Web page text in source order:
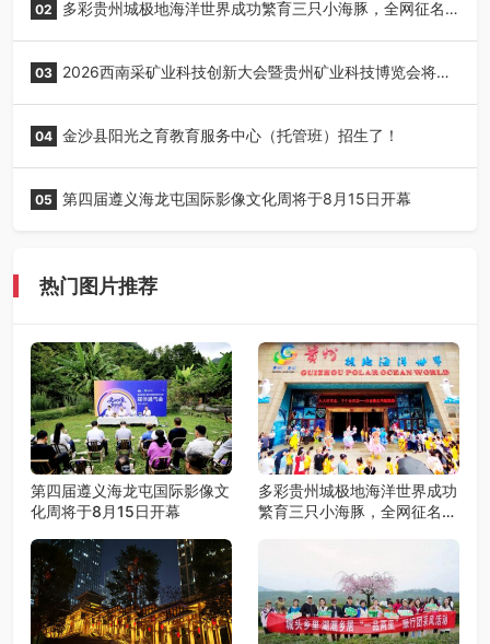
02 多彩贵州城极地海洋世界成功繁育三只小海豚，全网征名
03 2026西南采矿业科技创新大会暨贵州矿业科技博览会将在
04 金沙县阳光之育教育服务中心（托管班）招生了！
05 第四届遵义海龙屯国际影像文化周将于8月15日开幕
热门图片推荐
第四届遵义海龙屯国际影像文
化周将于8月15日开幕
多彩贵州城极地海洋世界成功
繁育三只小海豚，全网征名正